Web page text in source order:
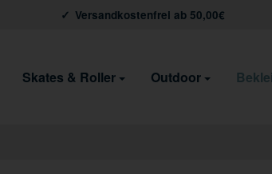
Versandkostenfrei ab 50,00€
Skates & Roller Outdoor